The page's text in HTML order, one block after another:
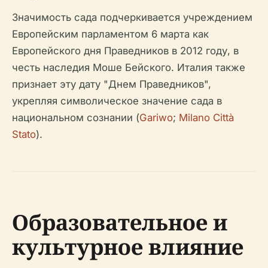
Значимость сада подчеркивается учреждением
Европейским парламентом 6 марта как
Европейского дня Праведников в 2012 году, в
честь наследия Моше Бейского. Италия также
признает эту дату "Днем Праведников",
укрепляя символическое значение сада в
национальном сознании (Gariwo; Milano Città
Stato).
Образовательное и
культурное влияние